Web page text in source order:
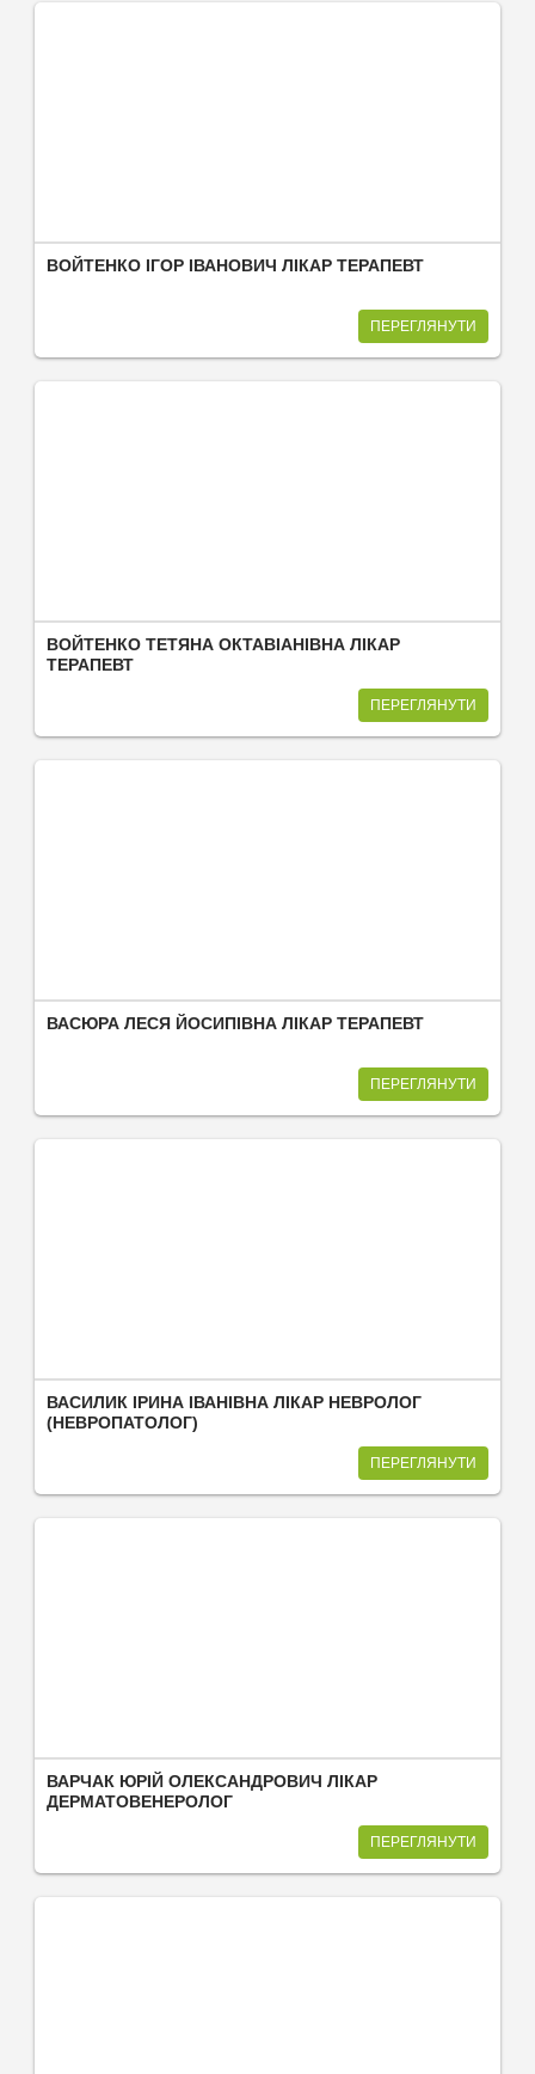
ВОЙТЕНКО ІГОР ІВАНОВИЧ ЛІКАР ТЕРАПЕВТ
ПЕРЕГЛЯНУТИ
ВОЙТЕНКО ТЕТЯНА ОКТАВІАНІВНА ЛІКАР
ТЕРАПЕВТ
ПЕРЕГЛЯНУТИ
ВАСЮРА ЛЕСЯ ЙОСИПІВНА ЛІКАР ТЕРАПЕВТ
ПЕРЕГЛЯНУТИ
ВАСИЛИК ІРИНА ІВАНІВНА ЛІКАР НЕВРОЛОГ
(НЕВРОПАТОЛОГ)
ПЕРЕГЛЯНУТИ
ВАРЧАК ЮРІЙ ОЛЕКСАНДРОВИЧ ЛІКАР
ДЕРМАТОВЕНЕРОЛОГ
ПЕРЕГЛЯНУТИ